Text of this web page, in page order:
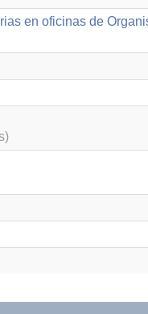
en oficinas de